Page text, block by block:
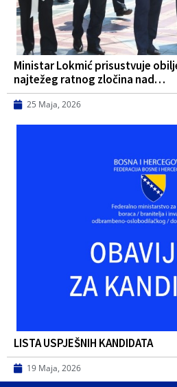
Ministar Lokmić prisustvuje
najtežeg ratnog zločina nad…
25 Maja, 2026
LISTA USPJEŠNIH KANDIDATA
19 Maja, 2026